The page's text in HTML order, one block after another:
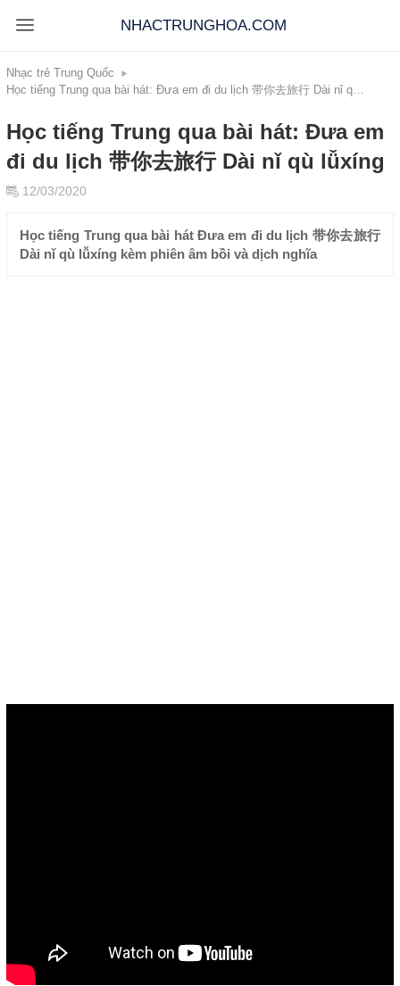
NHACTRUNGHOA.COM
Nhạc trẻ Trung Quốc
Học tiếng Trung qua bài hát: Đưa em
đi du lịch 带你去旅行 Dài nǐ qù lǚxíng
12/03/2020
Học tiếng Trung qua bài hát Đưa em đi du lịch 带你去旅行
Dài nǐ qù lǚxíng kèm phiên âm bồi và dịch nghĩa